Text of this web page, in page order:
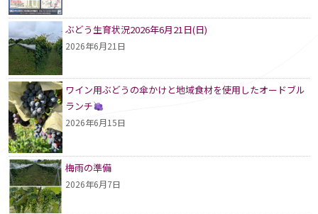
ぶどう生育状況2026年6月21日(日)
2026年6月21日
ワイン用ぶどうの傘かけと地域食材を使用したオードブル
ランチ
2026年6月15日
梅雨の準備
2026年6月7日